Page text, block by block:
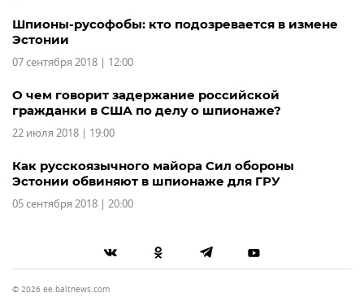
Шпионы-русофобы: кто подозревается в измене
Эстонии
07 сентября 2018 | 12:00
О чем говорит задержание российской
гражданки в США по делу о шпионаже?
22 июля 2018 | 19:00
Как русскоязычного майора Сил обороны
Эстонии обвиняют в шпионаже для ГРУ
05 сентября 2018 | 20:00
© 2026 ee.baltnews.com